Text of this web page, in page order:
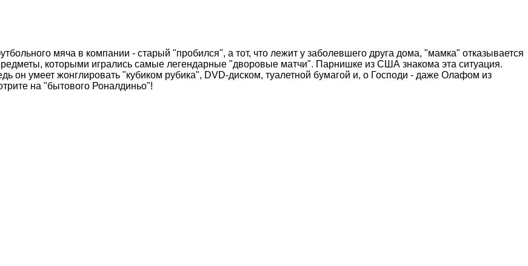
мяча в компании - старый "пробился", а тот, что лежит у заболевшего друга дома, "мамка" отказывается
которыми игрались самые легендарные "дворовые матчи". Парнишке из США знакома эта ситуация.
он умеет жонглировать "кубиком рубика", DVD-диском, туалетной бумагой и, о Господи - даже Олафом из
на "бытового Роналдиньо"!